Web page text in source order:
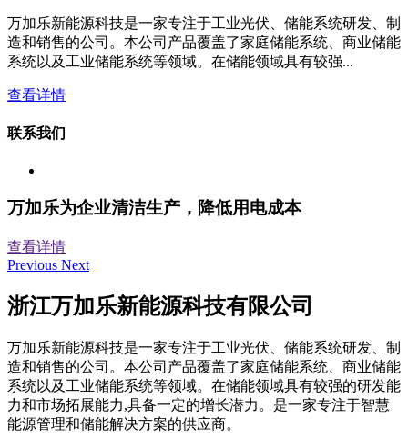
万加乐新能源科技是一家专注于工业光伏、储能系统研发、制
造和销售的公司。本公司产品覆盖了家庭储能系统、商业储能
系统以及工业储能系统等领域。在储能领域具有较强...
查看详情
联系我们
万加乐为企业清洁生产，降低用电成本
查看详情
Previous Next
浙江万加乐新能源科技有限公司
万加乐新能源科技是一家专注于工业光伏、储能系统研发、制
造和销售的公司。本公司产品覆盖了家庭储能系统、商业储能
系统以及工业储能系统等领域。在储能领域具有较强的研发能
力和市场拓展能力,具备一定的增长潜力。是一家专注于智慧
能源管理和储能解决方案的供应商。